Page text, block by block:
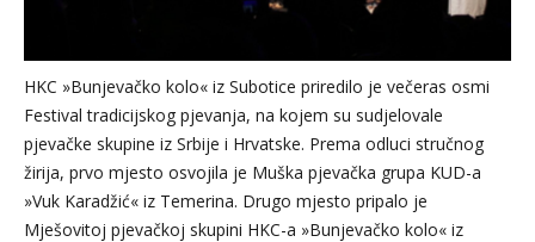
HKC »Bunjevačko kolo« iz Subotice priredilo je večeras osmi
Festival tradicijskog pjevanja, na kojem su sudjelovale
pjevačke skupine iz Srbije i Hrvatske. Prema odluci stručnog
žirija, prvo mjesto osvojila je Muška pjevačka grupa KUD-a
»Vuk Karadžić« iz Temerina. Drugo mjesto pripalo je
Mješovitoj pjevačkoj skupini HKC-a »Bunjevačko kolo« iz